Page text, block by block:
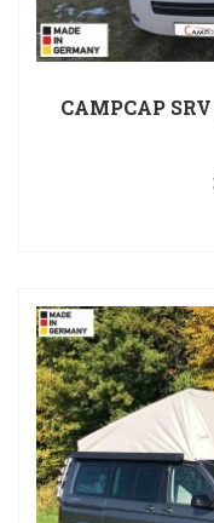
CAMPCAP